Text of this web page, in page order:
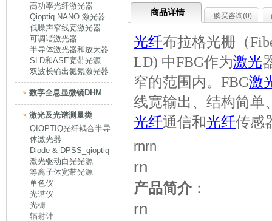
高功率光纤激光器
Qioptiq NANO 激光器
低噪声窄线宽激光器
可调谐激光器
半导体激光器和放大器
SLD和ASE宽带光源
双波长输出氦氖激光器
数字全息显微镜DHM
激光及光谱测量类
QIOPTIQ光纤耦合半导
体激光器
Diode & DPSS_qioptiq
激光驱动白光光源
等离子体宽带光源
单色仪
光谱仪
光栅
辐射计
商品详情 购买咨询(0)
光纤布拉格光栅（
LD) 中FBG作为激光
窄的范围内。FBG激
线宽输出、结构简单
光纤通信和光纤传感
rnrn
rn
产品简介：
rn